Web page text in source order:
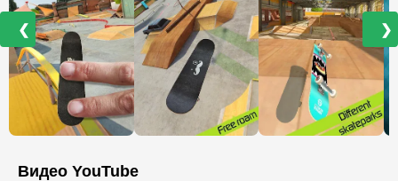
❮ ❯
Видео YouTube